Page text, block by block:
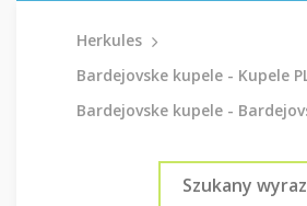
Herkules
Bardejovske kupele - Kupele
Bardejovske kupele -